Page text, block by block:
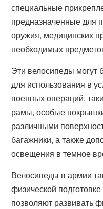
специальные
предназначенные для
оружия, медицинских
необходимых
Эти велосипеды могут
для использования в
военных операций,
рамы, особые
различными
багажники, а также
освещения в темное
Велосипеды в армии
физической
позволяют развивать